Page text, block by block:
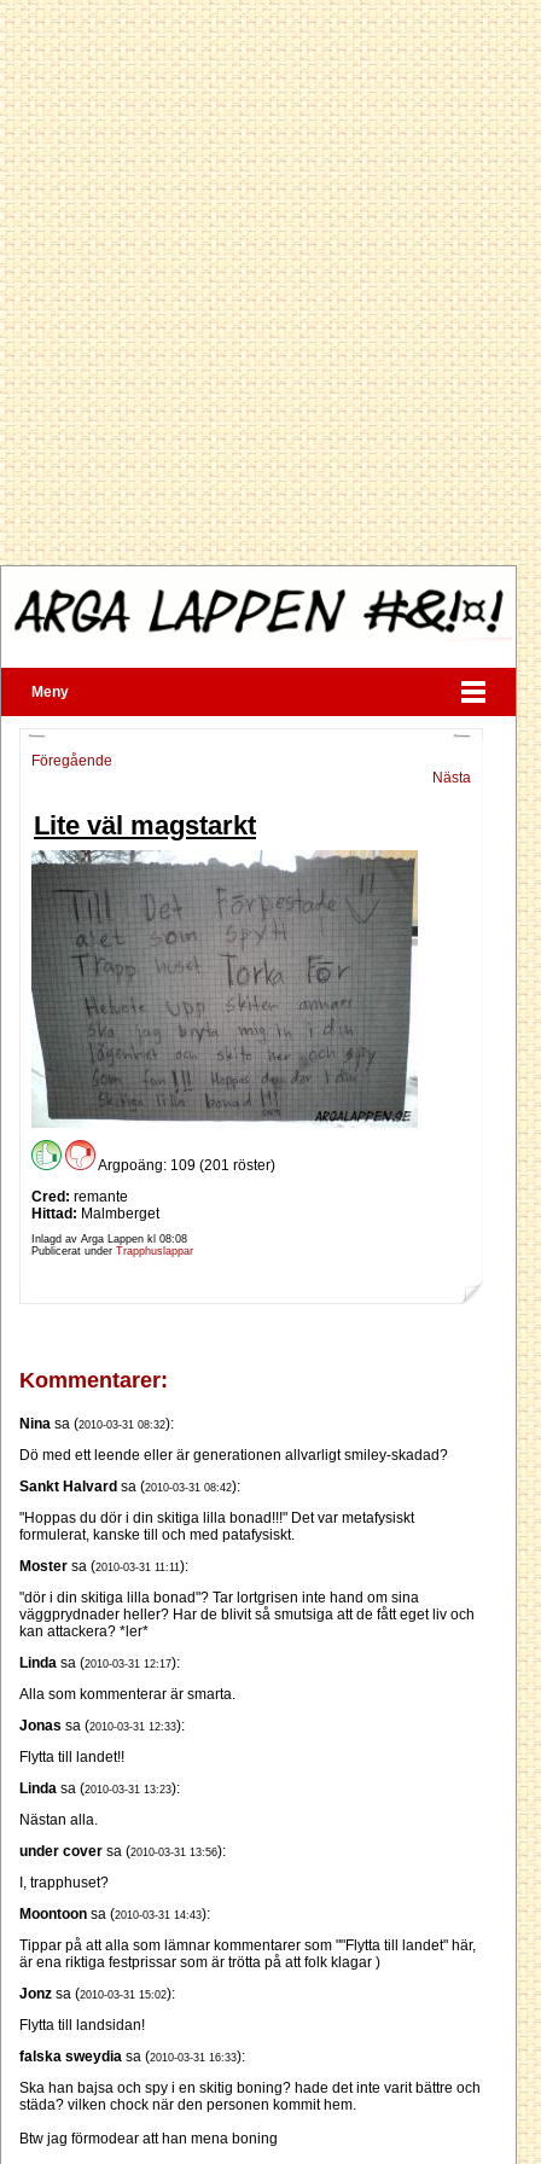
Meny
Föregående
Nästa
Lite väl magstarkt
Argpoäng: 109 (201 röster)
Cred: remante
Hittad: Malmberget
Inlagd av Arga Lappen kl 08:08
Publicerat under Trapphuslappar
Kommentarer:
Nina sa (2010-03-31 08:32):
Dö med ett leende eller är generationen allvarligt smiley-skadad?
Sankt Halvard sa (2010-03-31 08:42):
"Hoppas du dör i din skitiga lilla bonad!!!" Det var metafysiskt
formulerat, kanske till och med patafysiskt.
Moster sa (2010-03-31 11:11):
"dör i din skitiga lilla bonad"? Tar lortgrisen inte hand om sina
väggprydnader heller? Har de blivit så smutsiga att de fått eget liv och
kan attackera? *ler*
Linda sa (2010-03-31 12:17):
Alla som kommenterar är smarta.
Jonas sa (2010-03-31 12:33):
Flytta till landet!!
Linda sa (2010-03-31 13:23):
Nästan alla.
under cover sa (2010-03-31 13:56):
I, trapphuset?
Moontoon sa (2010-03-31 14:43):
Tippar på att alla som lämnar kommentarer som ""Flytta till landet" här,
är ena riktiga festprissar som är trötta på att folk klagar )
Jonz sa (2010-03-31 15:02):
Flytta till landsidan!
falska sweydia sa (2010-03-31 16:33):
Ska han bajsa och spy i en skitig boning? hade det inte varit bättre och
städa? vilken chock när den personen kommit hem.
Btw jag förmodear att han mena boning